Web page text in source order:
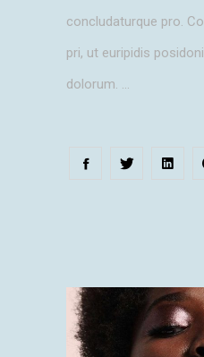
concludaturque pro.
pri, ut euripidis
dolorum.